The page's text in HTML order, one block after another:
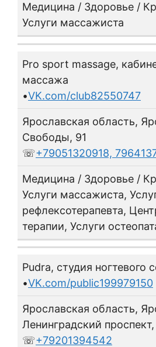
Медицина / Здоровье /
Услуги массажиста
Pro sport massage,
массажа
•VK.com/club82550747
Ярославская область,
Свободы, 91
☏+79051320918,
Медицина / Здоровье /
Услуги массажиста,
рефлексотерапевта,
терапии, Услуги
Pudra, студия ногтевого
•VK.com/public199979150
Ярославская область,
Ленинградский
☏+79201394542